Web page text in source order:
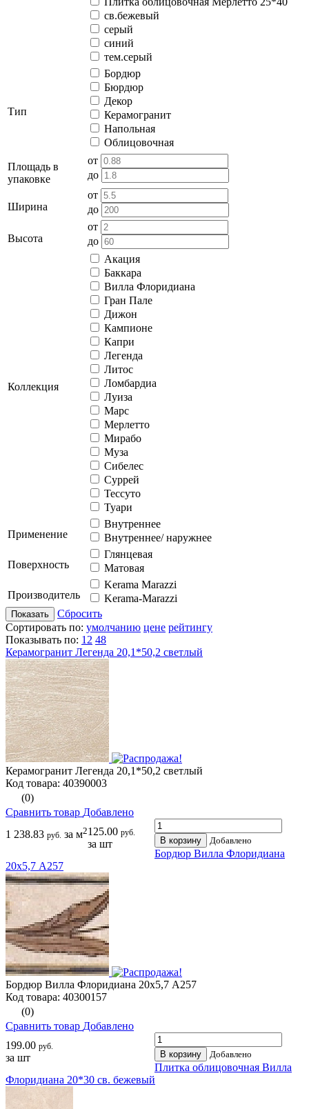
св.бежевый
серый
синий
тем.серый
Тип
Бордюр
Бюрдюр
Декор
Керамогранит
Напольная
Облицовочная
Площадь в
упаковке
от
до
Ширина
от
до
Высота
от
до
Коллекция
Акация
Баккара
Вилла Флоридиана
Гран Пале
Дижон
Кампионе
Капри
Легенда
Литос
Ломбардиа
Луиза
Марс
Мерлетто
Мирабо
Муза
Сибелес
Суррей
Тессуто
Туари
Применение
Внутреннее
Внутреннее/ наружнее
Поверхность
Глянцевая
Матовая
Производитель
Kerama Marazzi
Kerama-Marazzi
Показать
Сбросить
Сортировать по: умолчанию цене рейтингу
Показывать по: 12 48
Керамогранит Легенда 20,1*50,2 светлый
Керамогранит Легенда 20,1*50,2 светлый
Код товара: 40390003
(0)
Сравнить товар Добавлено
1 238.83 руб. за м2125.00 руб.
за шт В корзину Добавлено
Бордюр Вилла Флоридиана
20х5,7 A257
Бордюр Вилла Флоридиана 20х5,7 A257
Код товара: 40300157
(0)
Сравнить товар Добавлено
199.00 руб.
за шт В корзину Добавлено
Плитка облицовочная Вилла
Флоридиана 20*30 св. бежевый